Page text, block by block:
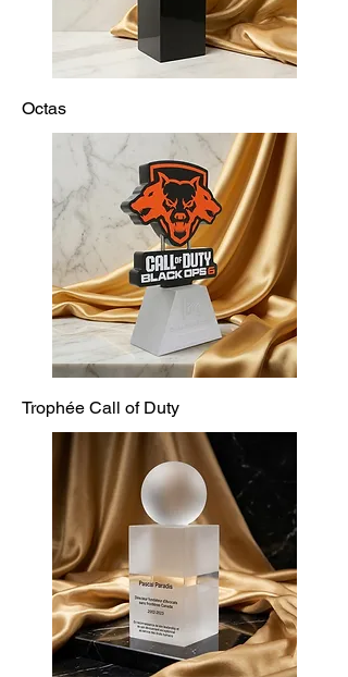
Octas
Trophée Call of Duty